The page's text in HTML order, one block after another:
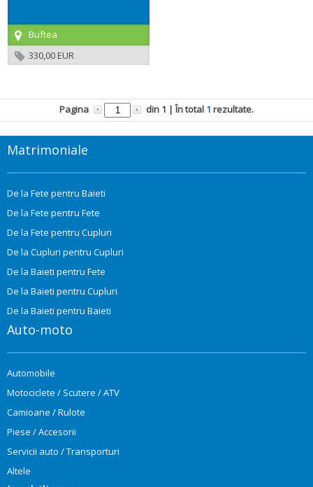
Buftea
330,00 EUR
Pagina din 1 | În total 1 rezultate.
Matrimoniale
De la Fete pentru Baieti
De la Fete pentru Fete
De la Fete pentru Cupluri
De la Cupluri pentru Cupluri
De la Baieti pentru Fete
De la Baieti pentru Cupluri
De la Baieti pentru Baieti
Auto-moto
Automobile
Motociclete / Scutere / ATV
Camioane / Rulote
Piese / Accesorii
Servicii auto / Transporturi
Altele